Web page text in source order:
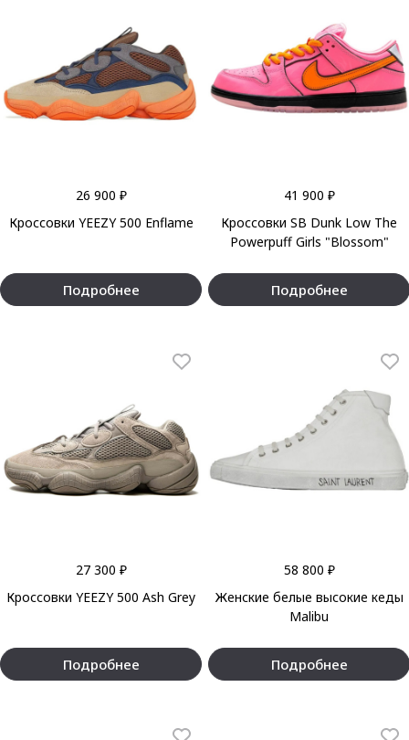
26 900 ₽
Кроссовки YEEZY 500 Enflame
Подробнее
41 900 ₽
Кроссовки SB Dunk Low The
Powerpuff Girls "Blossom"
Подробнее
27 300 ₽
Кроссовки YEEZY 500 Ash Grey
Подробнее
58 800 ₽
Женские белые высокие кеды
Malibu
Подробнее